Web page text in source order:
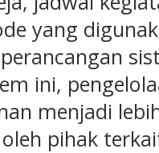
yang
ini,
menjadi
pihak